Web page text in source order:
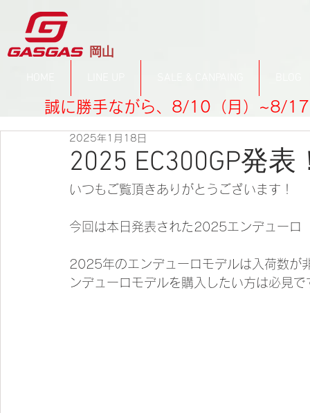
​岡山
誠に勝手ながら、8/10（月）~8/17
2025 EC300GP発表
2025年1月18日
いつもご覧頂きありがとうございます！
今回は本日発表された2025エンデューロ
2025年のエンデューロモデルは入荷数が
ンデューロモデルを購入したい方は必見で